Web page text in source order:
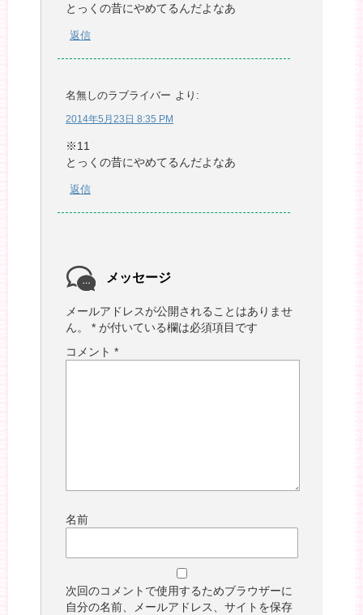
とっくの昔にやめてるんだよなあ
返信
名無しのラブライバー より:
2014年5月23日 8:35 PM
※11
とっくの昔にやめてるんだよなあ
返信
メッセージ
メールアドレスが公開されることはありませ
ん。
* が付いている欄は必須項目です
コメント *
名前
次回のコメントで使用するためブラウザーに
自分の名前、メールアドレス、サイトを保存